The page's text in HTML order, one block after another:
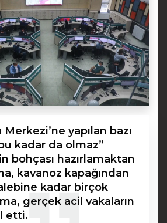
Merkezi’ne yapılan bazı
kadar da olmaz”
bohçası hazırlamaktan
kavanoz kapağından
kadar birçok
gerçek acil vakaların
etti.